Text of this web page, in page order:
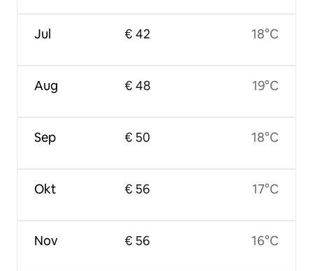
Jul
Aug
Sep
Okt
Nov
€ 42
€ 48
€ 50
€ 56
€ 56
18°C
19°C
18°C
17°C
16°C